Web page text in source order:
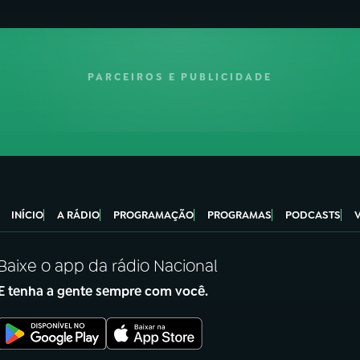
PARCEIROS E PUBLICIDADE
INÍCIO A RÁDIO PROGRAMAÇÃO PROGRAMAS PODCASTS
o app da rádio Nacional
tenha a gente sempre com você.